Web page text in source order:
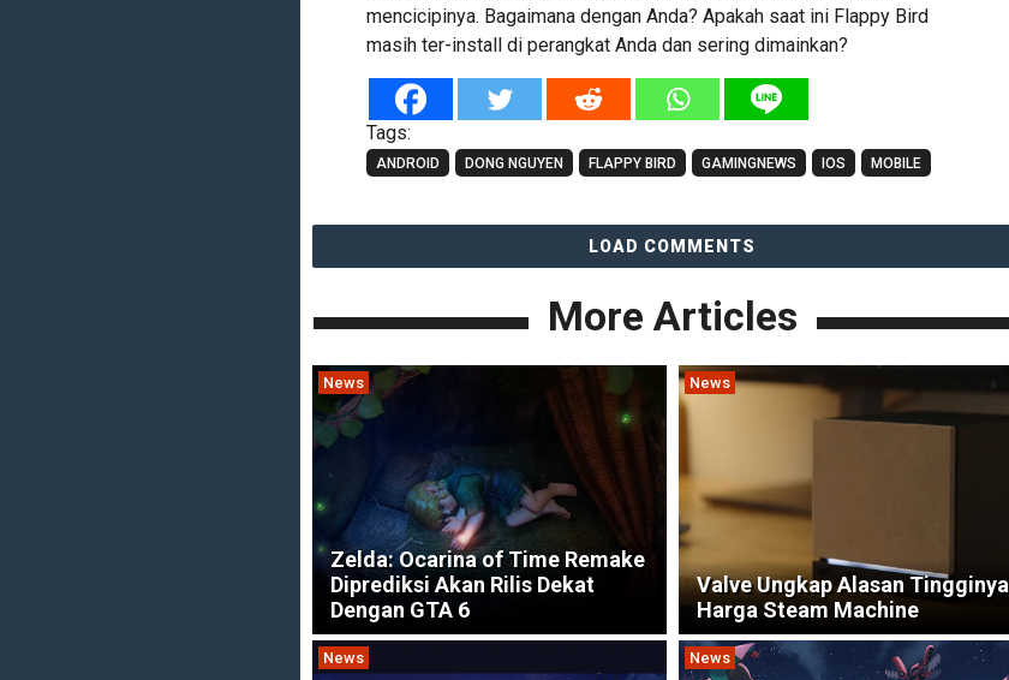
mencicipinya. Bagaimana dengan Anda? Apakah saat ini Flappy Bird
masih ter-install di perangkat Anda dan sering dimainkan?
Tags:
ANDROID DONG NGUYEN FLAPPY BIRD GAMINGNEWS IOS MOBILE
LOAD COMMENTS
More Articles
News
Zelda: Ocarina of Time Remake
Diprediksi Akan Rilis Dekat
Dengan GTA 6
News
Valve Ungkap Alasan Tingginya
Harga Steam Machine
News News